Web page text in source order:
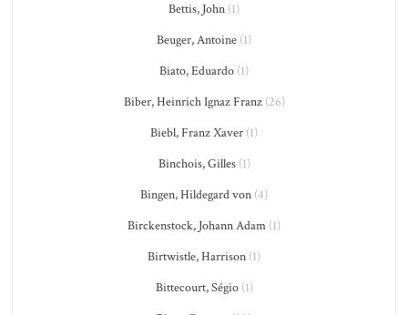
Bettis, John (1)
Beuger, Antoine (1)
Biato, Eduardo (1)
Biber, Heinrich Ignaz Franz(26)
Biebl, Franz Xaver (1)
Binchois, Gilles(1)
Bingen, Hildegard von (4)
Birckenstock, Johann Adam (1)
Birtwistle, Harrison (1)
Bittecourt, Ségio(1)